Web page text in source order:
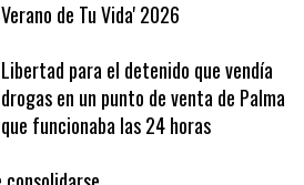
actuarán en Inca en el festival 'El
Verano de Tu Vida' 2026
Libertad para el detenido que vendía
drogas en un punto de venta de Palma
que funcionaba las 24 horas